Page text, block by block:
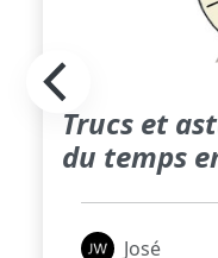
Trucs et
du temps
José